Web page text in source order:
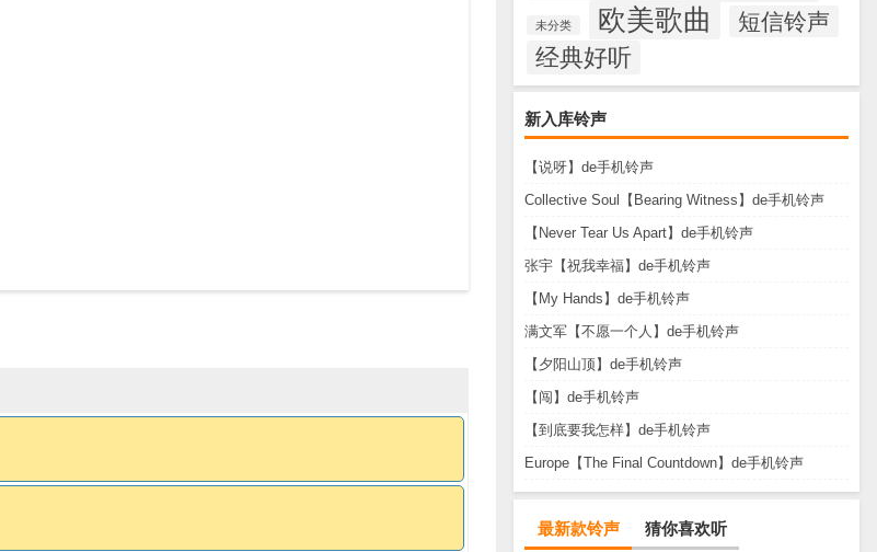
未分类 欧美歌曲 短信铃声
经典好听
新入库铃声
【说呀】de手机铃声
Collective Soul【Bearing Witness】de手机铃声
【Never Tear Us Apart】de手机铃声
张宇【祝我幸福】de手机铃声
【My Hands】de手机铃声
满文军【不愿一个人】de手机铃声
【夕阳山顶】de手机铃声
【闯】de手机铃声
【到底要我怎样】de手机铃声
Europe【The Final Countdown】de手机铃声
最新款铃声 猜你喜欢听